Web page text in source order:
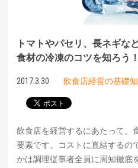
トマトやパセリ、長ネギな
食材の冷凍のコツを知ろう！
2017.3.30 飲食店経営の基礎
飲食店を経営するにあたって、
要素です。コストに直結するの
かは調理従事者全員に周知徹底